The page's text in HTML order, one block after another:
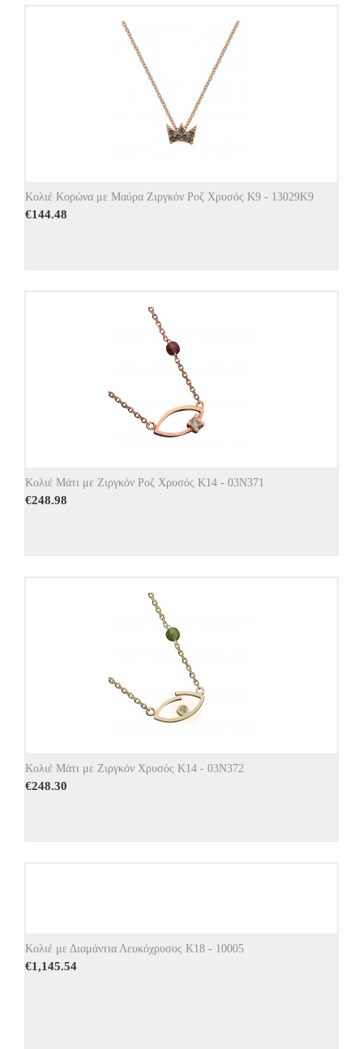
Κολιέ Κορώνα με Μαύρα Ζιργκόν Ροζ Χρυσός Κ9 - 13029Κ9
€144.48
Κολιέ Μάτι με Ζιργκόν Ροζ Χρυσός Κ14 - 03Ν371
€248.98
Κολιέ Μάτι με Ζιργκόν Χρυσός Κ14 - 03Ν372
€248.30
Κολιέ με Διαμάντια Λευκόχρυσος Κ18 - 10005
€1,145.54